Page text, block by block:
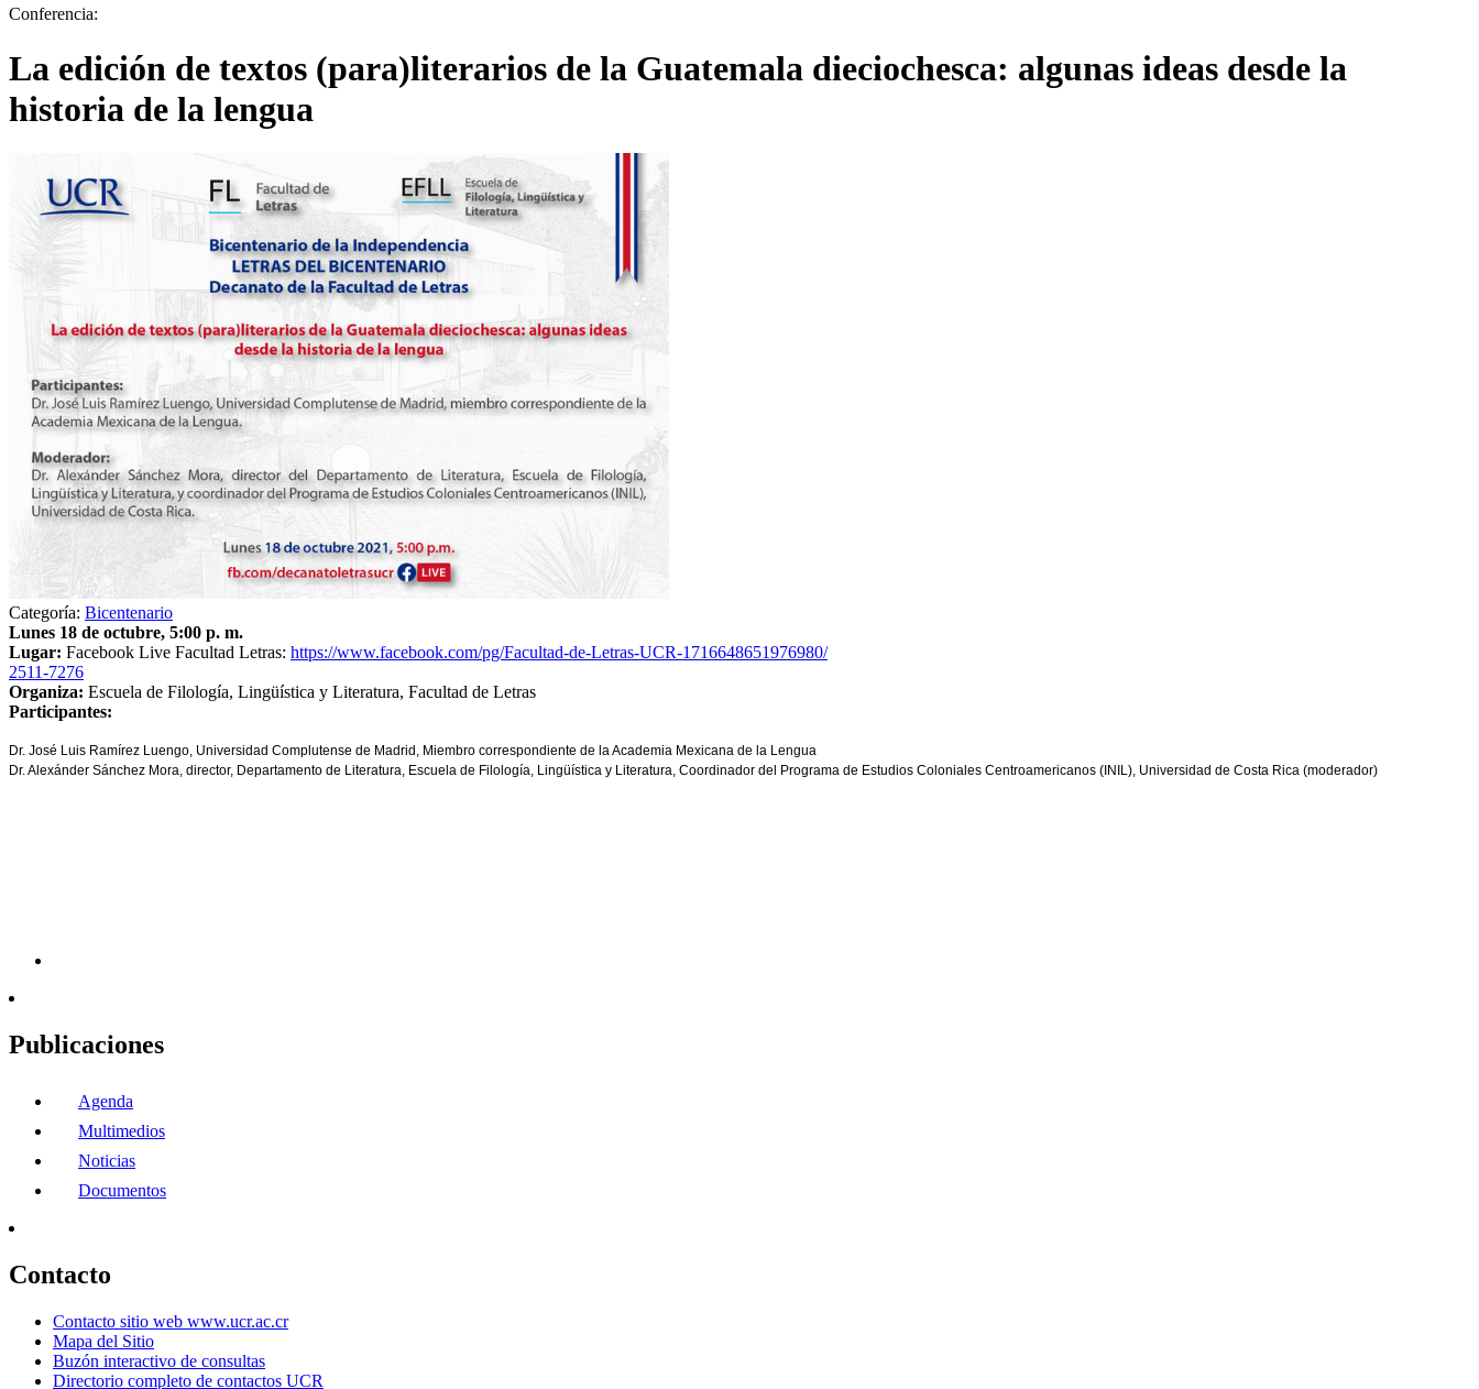
Conferencia:
La edición de textos (para)literarios de la Guatemala dieciochesca: algunas ideas desde la
historia de la lengua
Categoría: Bicentenario
Lunes 18 de octubre, 5:00 p. m.
Lugar: Facebook Live Facultad Letras: https://www.facebook.com/pg/Facultad-de-Letras-UCR-1716648651976980/
2511-7276
Organiza: Escuela de Filología, Lingüística y Literatura, Facultad de Letras
Participantes:
Dr. José Luis Ramírez Luengo, Universidad Complutense de Madrid, Miembro correspondiente de la Academia Mexicana de la Lengua
Dr. Alexánder Sánchez Mora, director, Departamento de Literatura, Escuela de Filología, Lingüística y Literatura, Coordinador del Programa de Estudios Coloniales Centroamericanos (INIL), Universidad de Costa Rica (moderador)
Publicaciones
Agenda
Multimedios
Noticias
Documentos
Contacto
Contacto sitio web www.ucr.ac.cr
Mapa del Sitio
Buzón interactivo de consultas
Directorio completo de contactos UCR